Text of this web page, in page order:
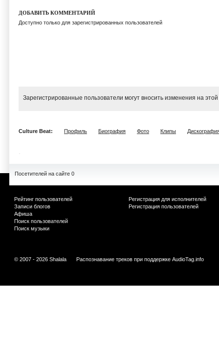
ДОБАВИТЬ КОММЕНТАРИЙ
Доступно только для зарегистрированных пользователей
Зарегистрированные пользователи могут вносить изменения на
Culture Beat: Профиль Биография Фото Клипы
Посетителей на сайте 0
Рейтинг пользователей
Записи блогов
Афиша
Поиск пользователей
Поиск музыки
Регистрация для исполнителей
Регистрация пользователей
© 2007 - 2026 Shalala Распознавание треков при поддержке AudioTag.info